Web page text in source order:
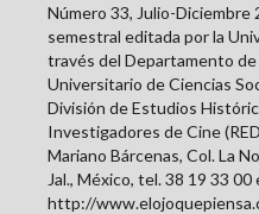
Número 33, Julio-Diciembre
semestral editada por la
través del Departamento
Universitario de Ciencias
División de Estudios
Investigadores de Cine
Mariano Bárcenas, Col. La
Jal., México, tel. 38 19 33
http://